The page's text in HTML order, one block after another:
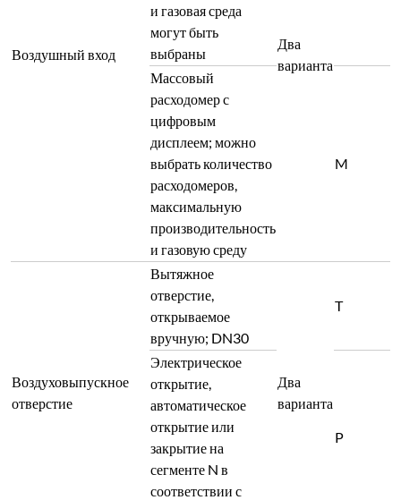
Воздушный вход
и газовая среда
могут быть
выбраны
Два
варианта
Массовый
расходомер с
цифровым
дисплеем; можно
выбрать количество
расходомеров,
максимальную
производительность
и газовую среду
M
Воздуховыпускное
отверстие
Вытяжное
отверстие,
открываемое
вручную; DN30
Два
варианта
T
Электрическое
открытие,
автоматическое
открытие или
закрытие на
сегменте N в
соответствии с
P